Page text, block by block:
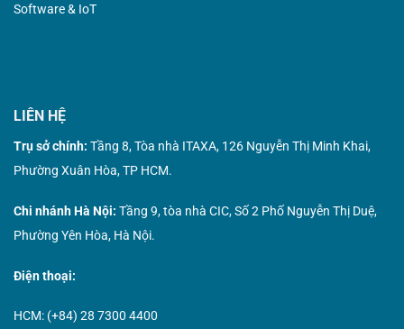
Software & IoT
LIÊN HỆ
Trụ sở chính: Tầng 8, Tòa nhà ITAXA, 126 Nguyễn Thị Minh Khai,
Phường Xuân Hòa, TP HCM.
Chi nhánh Hà Nội: Tầng 9, tòa nhà CIC, Số 2 Phố Nguyễn Thị Duệ,
Phường Yên Hòa, Hà Nội.
Điện thoại:
HCM: (+84) 28 7300 4400